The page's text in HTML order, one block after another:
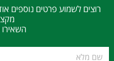
רוצים לשמוע פרטים נוספים